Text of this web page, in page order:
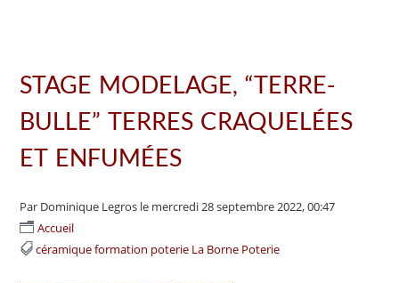
STAGE MODELAGE, “TERRE-
BULLE” TERRES CRAQUELÉES
ET ENFUMÉES
Par Dominique Legros le mercredi 28 septembre 2022, 00:47
Accueil
céramique formation poterie La Borne Poterie